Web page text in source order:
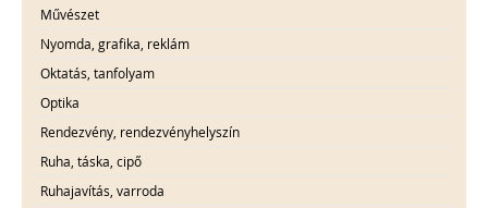
Művészet
Nyomda, grafika, reklám
Oktatás, tanfolyam
Optika
Rendezvény, rendezvényhelyszín
Ruha, táska, cipő
Ruhajavítás, varroda